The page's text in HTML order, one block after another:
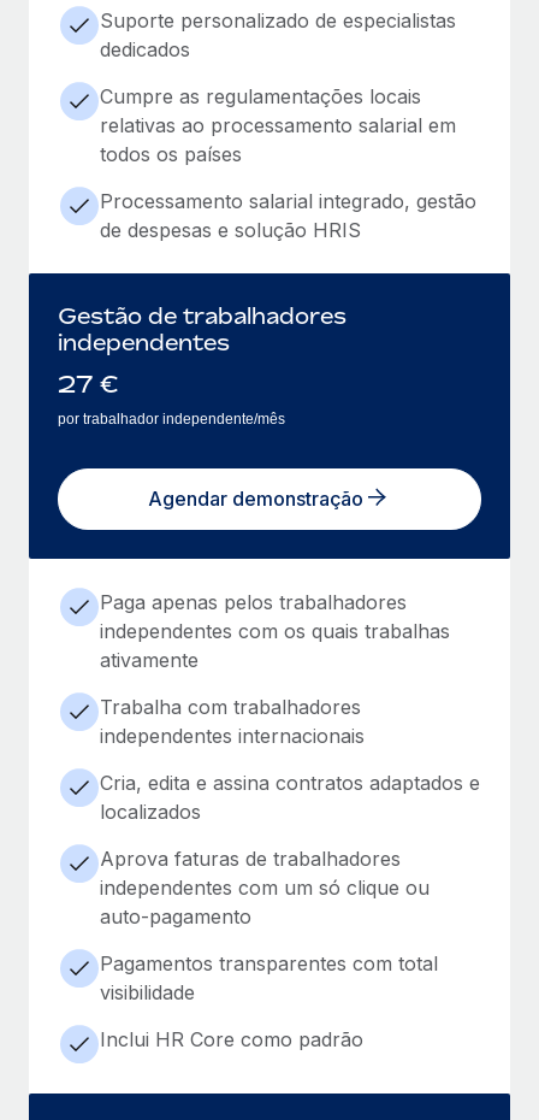
Suporte personalizado de especialistas
dedicados
Cumpre as regulamentações locais
relativas ao processamento salarial em
todos os países
Processamento salarial integrado, gestão
de despesas e solução HRIS
Gestão de trabalhadores
independentes
27 €
por trabalhador independente/mês
Agendar demonstração
Paga apenas pelos trabalhadores
independentes com os quais trabalhas
ativamente
Trabalha com trabalhadores
independentes internacionais
Cria, edita e assina contratos adaptados e
localizados
Aprova faturas de trabalhadores
independentes com um só clique ou
auto-pagamento
Pagamentos transparentes com total
visibilidade
Inclui HR Core como padrão